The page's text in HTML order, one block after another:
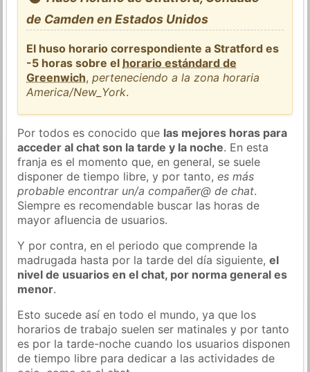
de Camden en Estados Unidos
El huso horario correspondiente a Stratford es
-5 horas sobre el horario estándard de
Greenwich,perteneciendo a la zona horaria
America/New_York.
Por todos es conocido que las mejores horas para
acceder al chat son la tarde y la noche. En esta
franja es el momento que, en general, se suele
disponer de tiempo libre, y por tanto,es más
probable encontrar un/a compañer@ de chat.
Siempre es recomendable buscar las horas de
mayor afluencia de usuarios.
Y por contra, en el periodo que comprende la
madrugada hasta por la tarde del día siguiente,el
nivel de usuarios en el chat, por norma general es
menor.
Esto sucede así en todo el mundo, ya que los
horarios de trabajo suelen ser matinales y por tanto
es por la tarde-noche cuando los usuarios disponen
de tiempo libre para dedicar a las actividades de